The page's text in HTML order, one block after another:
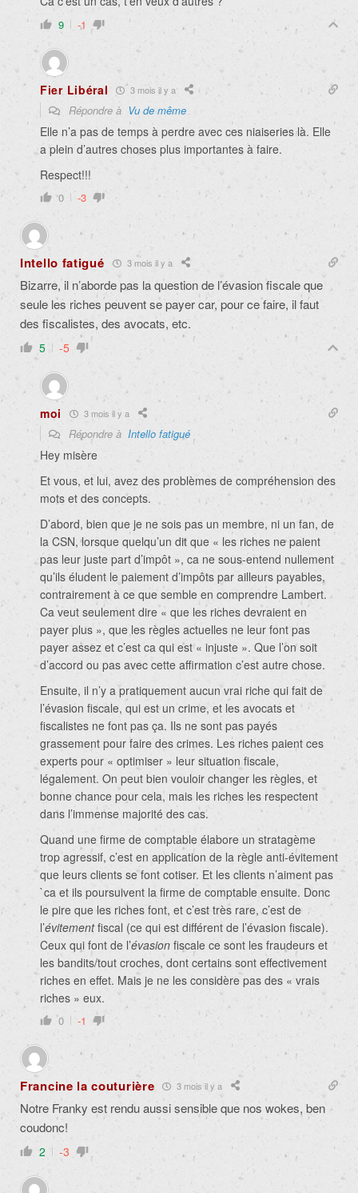
9 -1
Fier Libéral 3 mois il y a
Répondre à Vu de même
Elle n’a pas de temps à perdre avec ces niaiseries là. Elle
a plein d’autres choses plus importantes à faire.
Respect!!!
0 -3
Intello fatigué 3 mois il y a
Bizarre, il n’aborde pas la question de l’évasion fiscale que
seule les riches peuvent se payer car, pour ce faire, il faut
des fiscalistes, des avocats, etc.
5 -5
moi 3 mois il y a
Répondre à Intello fatigué
Hey misère
Et vous, et lui, avez des problèmes de compréhension des
mots et des concepts.
D’abord, bien que je ne sois pas un membre, ni un fan, de
la CSN, lorsque quelqu’un dit que « les riches ne paient
pas leur juste part d’impôt », ca ne sous-entend nullement
qu’ils éludent le paiement d’impôts par ailleurs payables,
contrairement à ce que semble en comprendre Lambert.
Ca veut seulement dire « que les riches devraient en
payer plus », que les règles actuelles ne leur font pas
payer assez et c’est ca qui est « injuste ». Que l’on soit
d’accord ou pas avec cette affirmation c’est autre chose.
Ensuite, il n’y a pratiquement aucun vrai riche qui fait de
l’évasion fiscale, qui est un crime, et les avocats et
fiscalistes ne font pas ça. Ils ne sont pas payés
grassement pour faire des crimes. Les riches paient ces
experts pour « optimiser » leur situation fiscale,
légalement. On peut bien vouloir changer les règles, et
bonne chance pour cela, mais les riches les respectent
dans l’immense majorité des cas.
Quand une firme de comptable élabore un stratagème
trop agressif, c’est en application de la règle anti-évitement
que leurs clients se font cotiser. Et les clients n’aiment pas
`ca et ils poursuivent la firme de comptable ensuite. Donc
le pire que les riches font, et c’est très rare, c’est de
l’évitementfiscal (ce qui est différent de l’évasion fiscale).
Ceux qui font de l’évasion fiscale ce sont les fraudeurs et
les bandits/tout croches, dont certains sont effectivement
riches en effet. Mais je ne les considère pas des « vrais
riches » eux.
0 -1
Francine la couturière 3 mois il y a
Notre Franky est rendu aussi sensible que nos wokes, ben
coudonc!
2 -3